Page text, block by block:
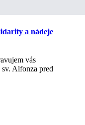
a nádeje
vás
Alfonza pred